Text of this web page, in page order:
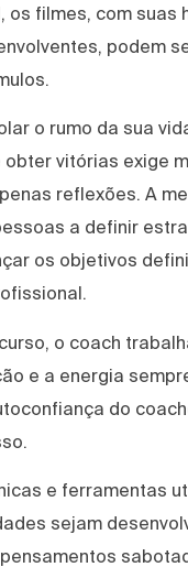
os filmes, com suas
podem
o rumo da sua
obter vitórias exige
reflexões. A
a definir
os objetivos
o coach
e a energia
do
e ferramentas
sejam